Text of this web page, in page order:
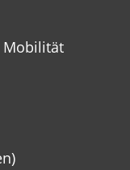
Mobilität